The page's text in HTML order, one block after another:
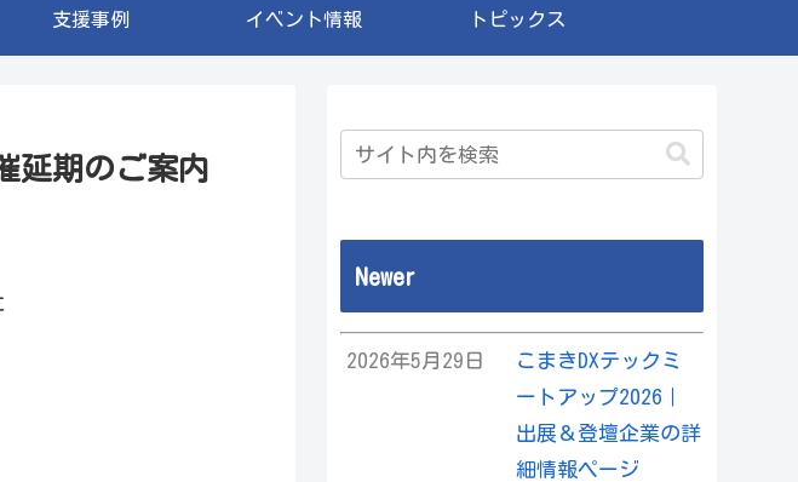
支援事例 イベント情報 トピックス
延期のご案内
Newer
2026年5月29日
こまきDXテックミ
ートアップ2026｜
出展＆登壇企業の詳
細情報ページ